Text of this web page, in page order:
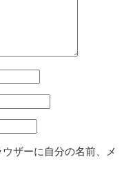
ザーに自分の名前、メ